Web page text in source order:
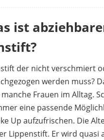
zu diesem Produkt.
die nicht vorher
Außerdem erfordert die
etwas Übung.
Designs
Haltbarkeit
auffällig
ist
der nicht verschmiert
werden muss?
Frauen im Alltag.
eine passende
Up aufzufrischen. Die
Lippenstift. Er wird quasi